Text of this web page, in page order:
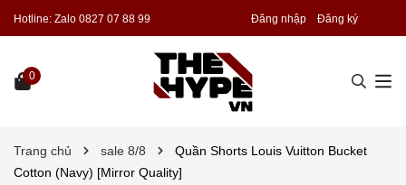
Hotline: Zalo 0827 07 88 99 Đăng nhập Đăng ký
0
Trang chủ sale 8/8
Quần Shorts Louis Vuitton Bucket
Cotton (Navy) [Mirror Quality]